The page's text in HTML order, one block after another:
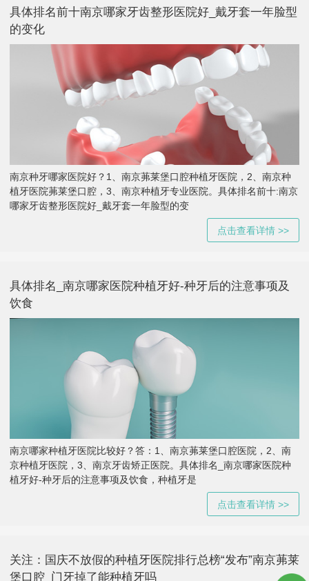
具体排名前十南京哪家牙齿整形医院好_戴牙套一年脸型
的变化
南京种牙哪家医院好？1、南京茀莱堡口腔种植牙医院，2、南京种
植牙医院茀莱堡口腔，3、南京种植牙专业医院。具体排名前十:南京
哪家牙齿整形医院好_戴牙套一年脸型的变
点击查看详情 >>
具体排名_南京哪家医院种植牙好-种牙后的注意事项及
饮食
南京哪家种植牙医院比较好？答：1、南京茀莱堡口腔医院，2、南
京种植牙医院，3、南京牙齿矫正医院。具体排名_南京哪家医院种
植牙好-种牙后的注意事项及饮食，种植牙是
点击查看详情 >>
关注：国庆不放假的种植牙医院排行总榜“发布”南京茀莱
堡口腔_门牙掉了能种植牙吗